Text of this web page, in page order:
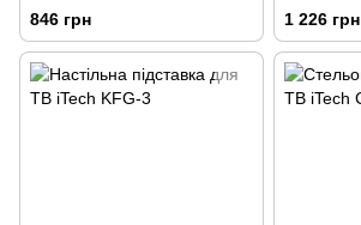
846 грн 1 226 грн